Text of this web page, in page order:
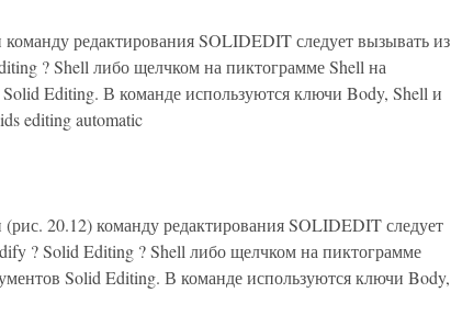
редактирования SOLIDEDIT следует вызывать из
? Shell либо щелчком на пиктограмме Shell на
Editing. В команде используются ключи Body, Shell и
editing automatic
20.12) команду редактирования SOLIDEDIT следует
? Solid Editing ? Shell либо щелчком на пиктограмме
Solid Editing. В команде используются ключи Body,